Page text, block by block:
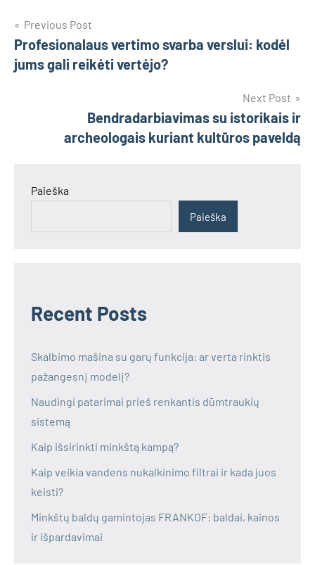
Navigacija
tarp
Previous Post
Profesionalaus vertimo svarba verslui: kodėl
jums gali reikėti vertėjo?
Next Post
Bendradarbiavimas su istorikais ir
archeologais kuriant kultūros paveldą
Paieška
Paieška
Recent Posts
Skalbimo mašina su garų funkcija: ar verta rinktis
pažangesnį modelį?
Naudingi patarimai prieš renkantis dūmtraukių
sistemą
Kaip išsirinkti minkštą kampą?
Kaip veikia vandens nukalkinimo filtrai ir kada juos
keisti?
Minkštų baldų gamintojas FRANKOF: baldai, kainos
ir išpardavimai